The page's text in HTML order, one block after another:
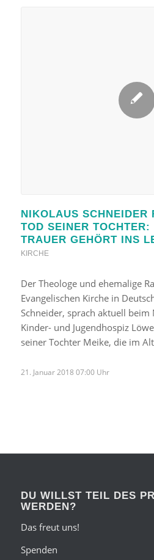
NIKOLAUS SCHNEIDER
TOD SEINER TOCHTER:
TRAUER GEHÖRT INS
KIRCHE
Der Theologe und ehemalige
Evangelischen Kirche in
Schneider, sprach aktuell
Kinder- und Jugendhospiz
seiner Tochter Meike, die im
21. Januar 2018 07:00 Uhr
DU WILLST TEIL DES
WERDEN?
Das freut uns!
Spenden